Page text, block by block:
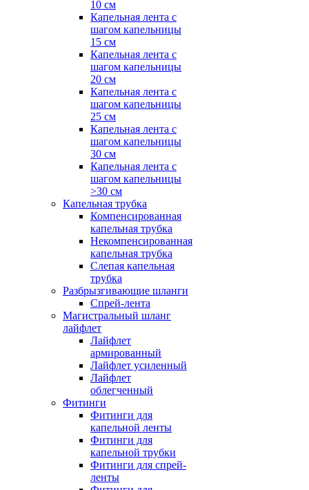
10 см
Капельная лента с
шагом капельницы
15 см
Капельная лента с
шагом капельницы
20 см
Капельная лента с
шагом капельницы
25 см
Капельная лента с
шагом капельницы
30 см
Капельная лента с
шагом капельницы
>30 см
Капельная трубка
Компенсированная
капельная трубка
Некомпенсированная
капельная трубка
Слепая капельная
трубка
Разбрызгивающие шланги
Спрей-лента
Магистральный шланг
лайфлет
Лайфлет
армированный
Лайфлет усиленный
Лайфлет
облегченный
Фитинги
Фитинги для
капельной ленты
Фитинги для
капельной трубки
Фитинги для спрей-
ленты